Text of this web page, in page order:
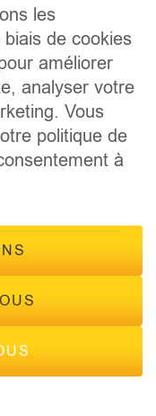
site réalisé par
les
de cookies
améliorer
analyser votre
Vous
politique de
à